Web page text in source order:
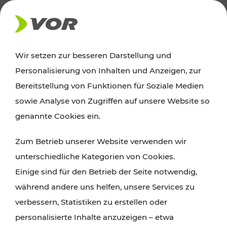
AKTUELLES
News
Alle wichtigen Meldungen zu Fahrplanänderungen,
finden Sie hier im Überblick.
Wir setzen zur besseren Darstellung und
Personalisierung von Inhalten und Anzeigen, zur
Bereitstellung von Funktionen für Soziale Medien
sowie Analyse von Zugriffen auf unsere Website so
genannte Cookies ein.
Zum Betrieb unserer Website verwenden wir
unterschiedliche Kategorien von Cookies.
Einige sind für den Betrieb der Seite notwendig,
während andere uns helfen, unsere Services zu
verbessern, Statistiken zu erstellen oder
personalisierte Inhalte anzuzeigen – etwa